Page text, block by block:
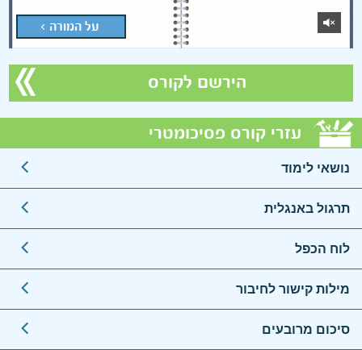
על המורה >
הירשם לקורס
עזרי קורס פסיכומטרי
נושאי לימוד
תרגול באנגלית
לוח הכפל
מילות קישור לחיבור
סיכום מרובעים